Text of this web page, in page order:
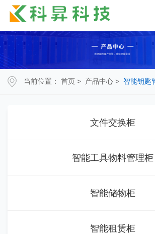
当前位置： 首页 > 产品中心 > 智能钥匙
文件交换柜
智能工具物料管理柜
智能储物柜
智能租赁柜